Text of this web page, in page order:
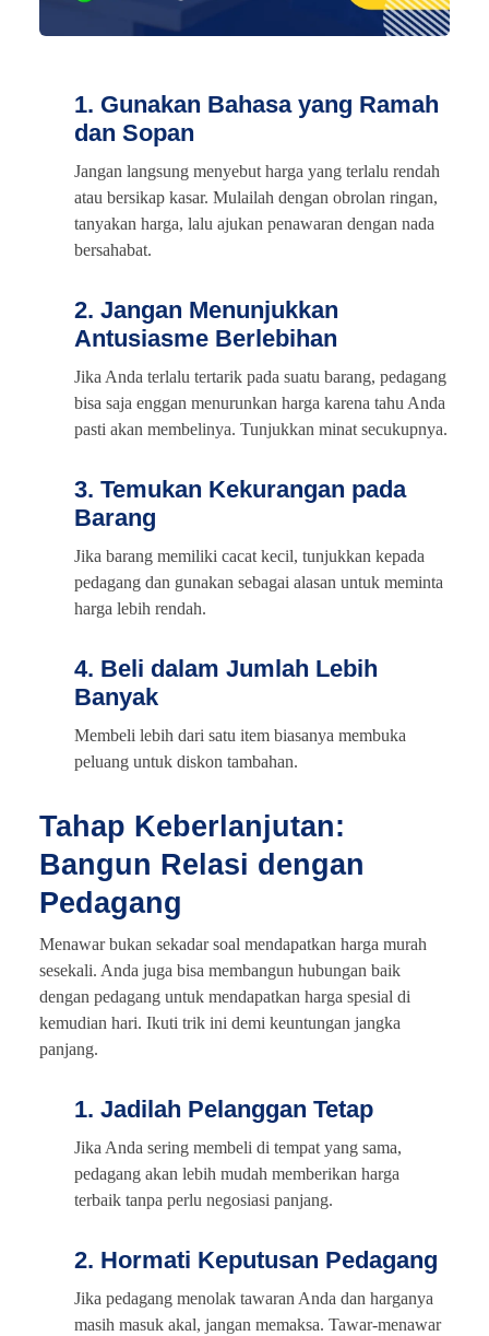
1. Gunakan Bahasa yang Ramah
dan Sopan
Jangan langsung menyebut harga yang terlalu rendah
atau bersikap kasar. Mulailah dengan obrolan ringan,
tanyakan harga, lalu ajukan penawaran dengan nada
bersahabat.
2. Jangan Menunjukkan
Antusiasme Berlebihan
Jika Anda terlalu tertarik pada suatu barang, pedagang
bisa saja enggan menurunkan harga karena tahu Anda
pasti akan membelinya. Tunjukkan minat secukupnya.
3. Temukan Kekurangan pada
Barang
Jika barang memiliki cacat kecil, tunjukkan kepada
pedagang dan gunakan sebagai alasan untuk meminta
harga lebih rendah.
4. Beli dalam Jumlah Lebih
Banyak
Membeli lebih dari satu item biasanya membuka
peluang untuk diskon tambahan.
Tahap Keberlanjutan:
Bangun Relasi dengan
Pedagang
Menawar bukan sekadar soal mendapatkan harga murah
sesekali. Anda juga bisa membangun hubungan baik
dengan pedagang untuk mendapatkan harga spesial di
kemudian hari. Ikuti trik ini demi keuntungan jangka
panjang.
1. Jadilah Pelanggan Tetap
Jika Anda sering membeli di tempat yang sama,
pedagang akan lebih mudah memberikan harga
terbaik tanpa perlu negosiasi panjang.
2. Hormati Keputusan Pedagang
Jika pedagang menolak tawaran Anda dan harganya
masih masuk akal, jangan memaksa. Tawar-menawar